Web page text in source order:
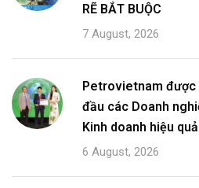
RẼ BẮT BUỘC
7 August, 2026
Petrovietnam được
đầu các Doanh
Kinh doanh hiệu
6 August, 2026